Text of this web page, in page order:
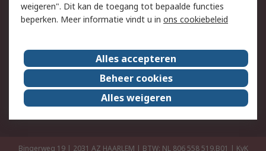
Algemene
verkoopvoorwaarden
Over RS
RS Group
Over ons
RS wereldwijd
Werken bij RS
ESG
Bingerweg 19 | 2031 AZ HAARLEM | BTW: NL 806 558 519.B01 | KvK
weigeren". Dit kan de toegang tot bepaalde functies
beperken. Meer informatie vindt u in ons cookiebeleid
Alles accepteren
Beheer cookies
Alles weigeren